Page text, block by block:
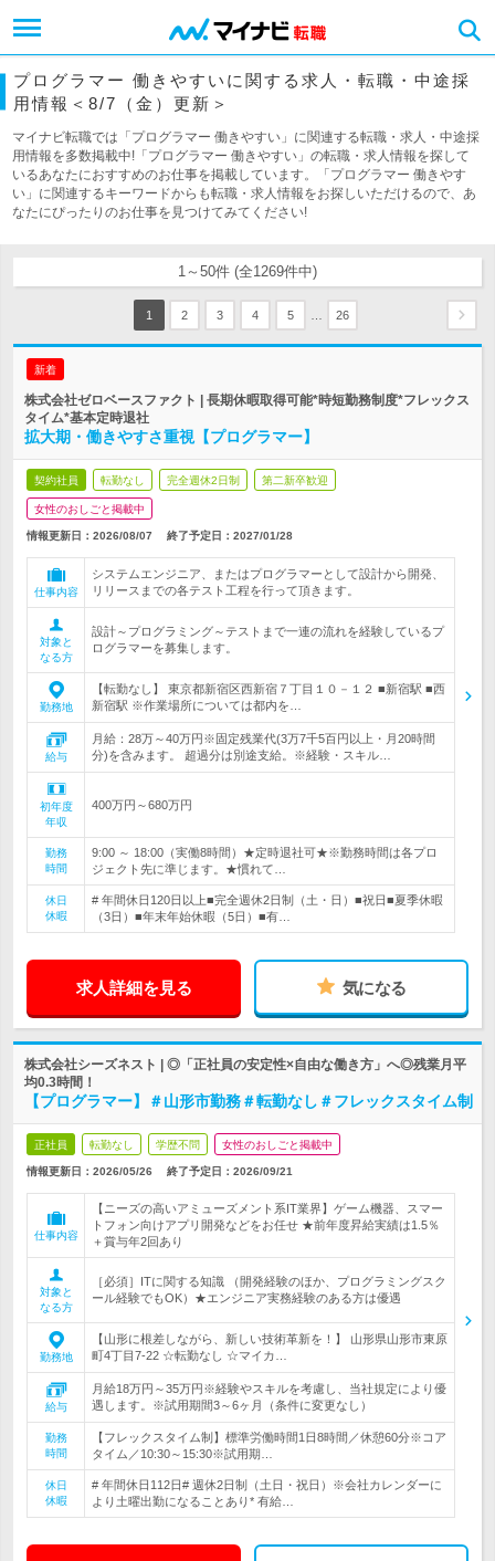
プログラマー 働きやすいに関する求人・転職・中途採
用情報＜8/7（金）更新＞
マイナビ転職では「プログラマー 働きやすい」に関連する転職・求人・中途採
用情報を多数掲載中!「プログラマー 働きやすい」の転職・求人情報を探して
いるあなたにおすすめのお仕事を掲載しています。「プログラマー 働きやす
い」に関連するキーワードからも転職・求人情報をお探しいただけるので、あ
なたにぴったりのお仕事を見つけてみてください!
1～50件 (全1269件中)
1 2 3 4 5 26
新着
株式会社ゼロベースファクト | 長期休暇取得可能*時短勤務制度*フレックス
タイム*基本定時退社
拡大期・働きやすさ重視【プログラマー】
契約社員 転勤なし 完全週休2日制 第二新卒歓迎
女性のおしごと掲載中
情報更新日：2026/08/07 終了予定日： 2027/01/28
仕事内容
システムエンジニア、またはプログラマーとして設計から開発、
リリースまでの各テスト工程を行って頂きます。
対象と
なる方
設計～プログラミング～テストまで一連の流れを経験しているプ
ログラマーを募集します。
勤務地
【転勤なし】 東京都新宿区西新宿７丁目１０－１２ ■新宿駅 ■西
新宿駅 ※作業場所については都内を…
給与
月給：28万～40万円※固定残業代(3万7千5百円以上・月20時間
分)を含みます。 超過分は別途支給。※経験・スキル…
初年度
年収
400万円～680万円
勤務
時間
9:00 ～ 18:00（実働8時間）★定時退社可★※勤務時間は各プロ
ジェクト先に準じます。★慣れて…
休日
休暇
# 年間休日120日以上■完全週休2日制（土・日）■祝日■夏季休暇
（3日）■年末年始休暇（5日）■有…
求人詳細を見る 気になる
株式会社シーズネスト | ◎「正社員の安定性×自由な働き方」へ◎残業月平
均0.3時間！
【プログラマー】＃山形市勤務＃転勤なし＃フレックスタイム制
正社員 転勤なし 学歴不問 女性のおしごと掲載中
情報更新日：2026/05/26 終了予定日： 2026/09/21
仕事内容
【ニーズの高いアミューズメント系IT業界】ゲーム機器、スマー
トフォン向けアプリ開発などをお任せ ★前年度昇給実績は1.5％
＋賞与年2回あり
対象と
なる方
［必須］ITに関する知識 （開発経験のほか、プログラミングスク
ール経験でもOK）★エンジニア実務経験のある方は優遇
勤務地
【山形に根差しながら、新しい技術革新を！】 山形県山形市東原
町4丁目7-22 ☆転勤なし ☆マイカ…
給与
月給18万円～35万円※経験やスキルを考慮し、当社規定により優
遇します。※試用期間3～6ヶ月（条件に変更なし）
勤務
時間
【フレックスタイム制】標準労働時間1日8時間／休憩60分※コア
タイム／10:30～15:30※試用期…
休日
休暇
# 年間休日112日# 週休2日制（土日・祝日）※会社カレンダーに
より土曜出勤になることあり* 有給…